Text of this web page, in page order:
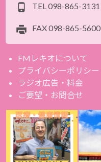
TEL098-865-3131
FAX098-865-5600
FMレキオについて
プライバシーポリシー
ラジオ広告・料金
ご要望・お問合せ